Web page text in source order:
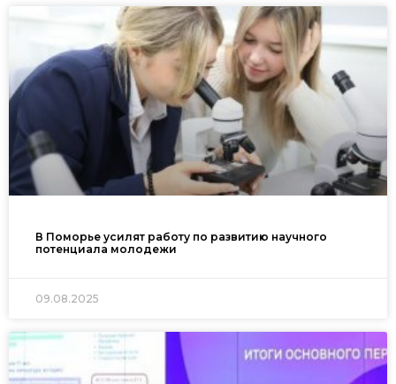
В Поморье усилят работу по развитию научного
потенциала молодежи
09.08.2025